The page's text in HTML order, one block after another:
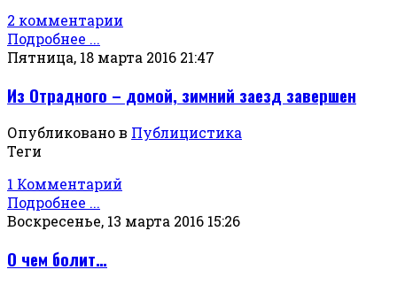
2 комментарии
Подробнее ...
Пятница, 18 марта 2016 21:47
Из Отрадного – домой, зимний заезд завершен
Опубликовано в Публицистика
Теги
1 Комментарий
Подробнее ...
Воскресенье, 13 марта 2016 15:26
О чем болит…